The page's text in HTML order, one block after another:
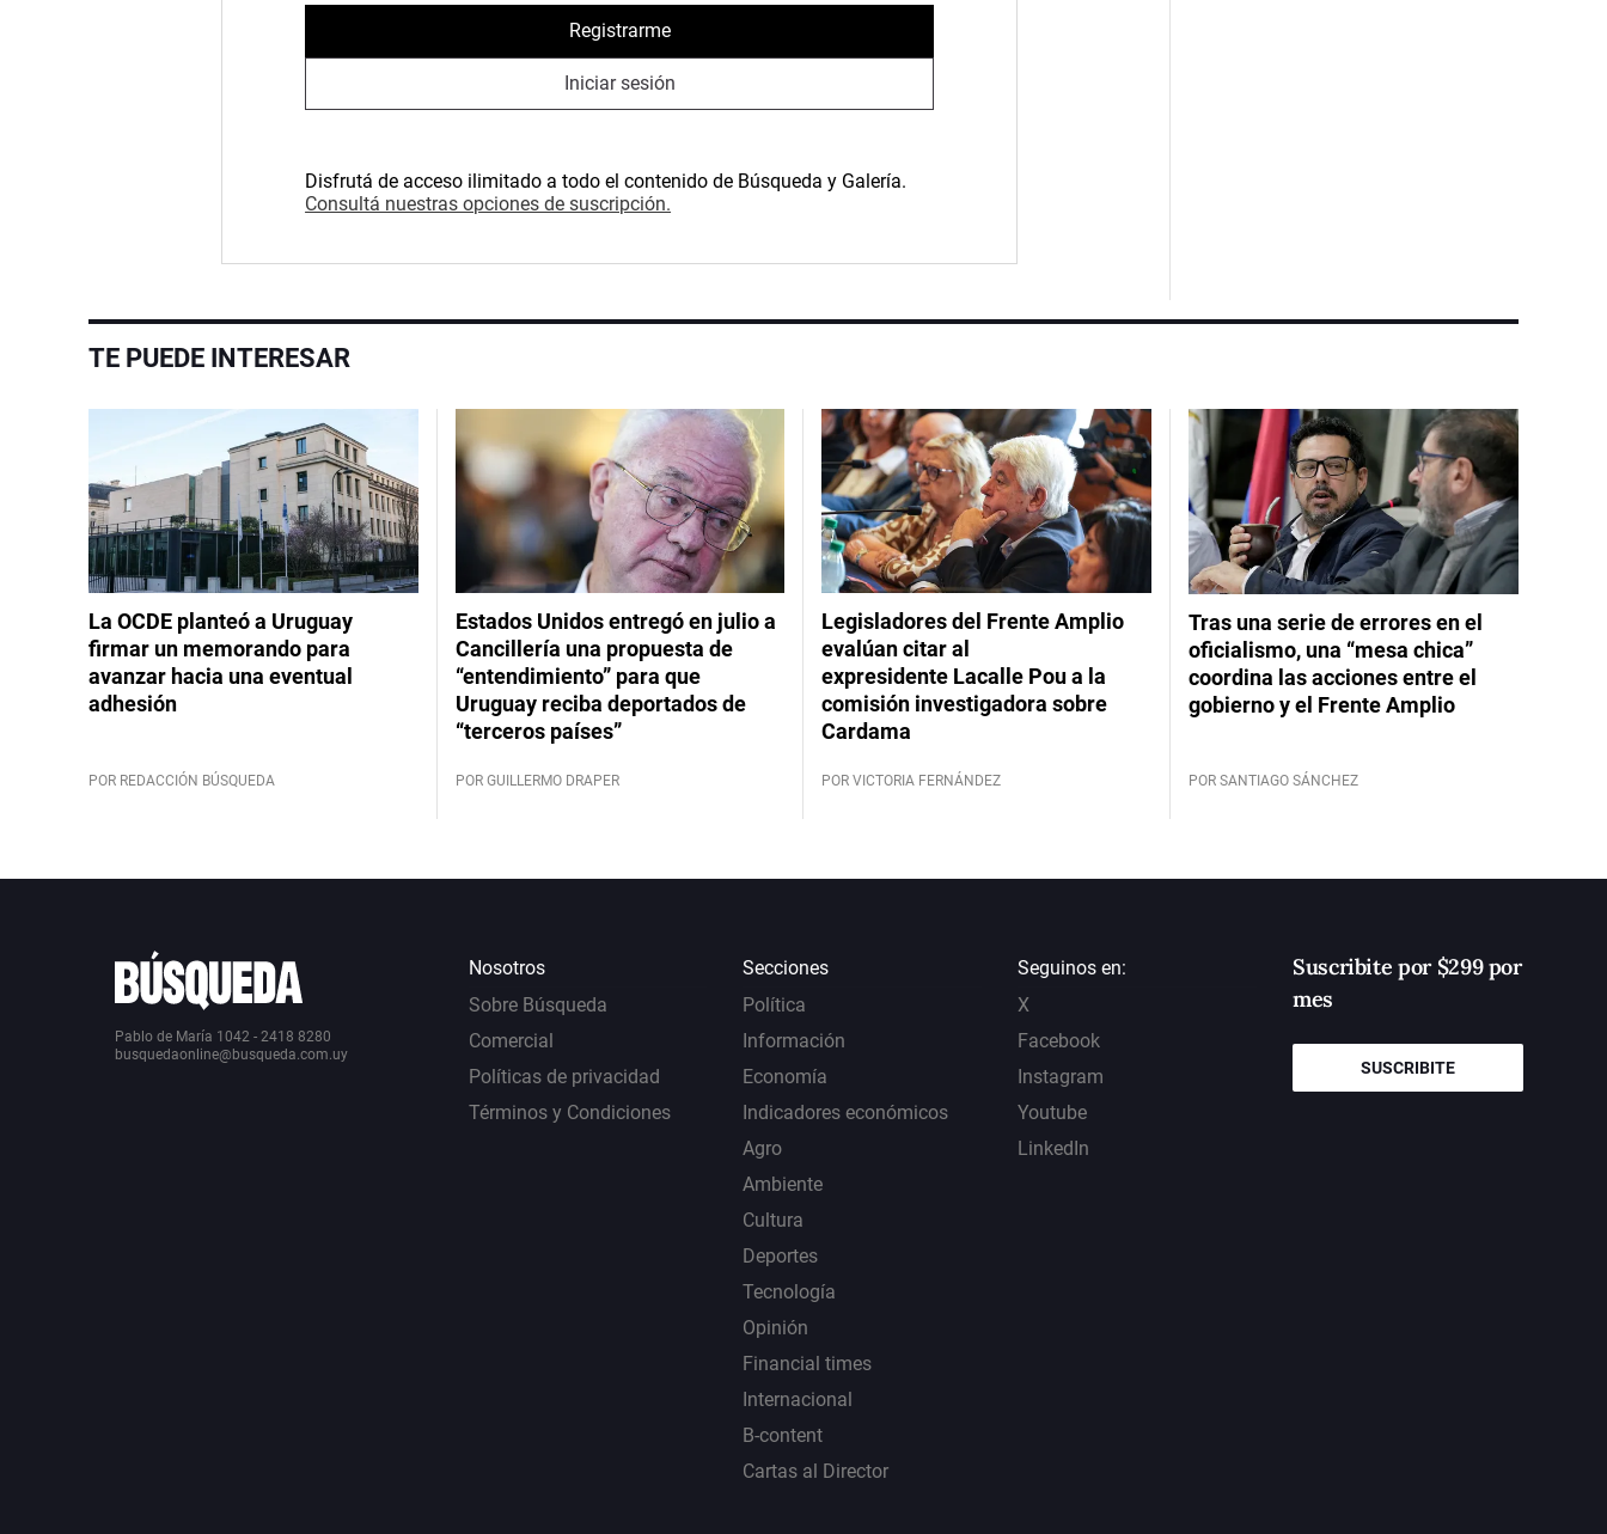
Registrarme
Iniciar sesión
Disfrutá de acceso ilimitado a todo el contenido de Búsqueda y Galería.
Consultá nuestras opciones de suscripción.
TE PUEDE INTERESAR
La OCDE planteó a Uruguay
firmar un memorando para
avanzar hacia una eventual
adhesión
POR REDACCIÓN BÚSQUEDA
Estados Unidos entregó en julio a
Cancillería una propuesta de
“entendimiento” para que
Uruguay reciba deportados de
“terceros países”
POR GUILLERMO DRAPER
Legisladores del Frente Amplio
evalúan citar al
expresidente Lacalle Pou a la
comisión investigadora sobre
Cardama
POR VICTORIA FERNÁNDEZ
Tras una serie de errores en el
oficialismo, una “mesa chica”
coordina las acciones entre el
gobierno y el Frente Amplio
POR SANTIAGO SÁNCHEZ
Pablo de María 1042 - 2418 8280
busquedaonline@busqueda.com.uy
Nosotros
Sobre Búsqueda
Comercial
Políticas de privacidad
Términos y Condiciones
Secciones
Política
Información
Economía
Indicadores económicos
Agro
Ambiente
Cultura
Deportes
Tecnología
Opinión
Financial times
Internacional
B-content
Cartas al Director
Seguinos en:
X
Facebook
Instagram
Youtube
LinkedIn
Suscribite por $299 por
mes
SUSCRIBITE